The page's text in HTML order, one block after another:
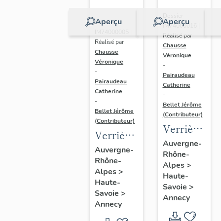
Aperçu
Dossier
Réalisé par
Chausse
Véronique
-
Pairaudeau
Catherine
-
Bellet Jérôme
(Contributeur)
Verrière
: coeur
du
Christ
timbré
de son
monogramme
Auvergne-
Rhône-
Alpes>
Haute-
Savoie >
Annecy
Aperçu
IM74000016 |
Réalisé par
Chausse
Véronique
-
Pairaudeau
Catherine
-
Bellet Jérôme
(Contributeur)
Verrière
(rondel) :
saint
Pierre,
verrière
à
Auvergne-
Rhône-
Alpes>
Haute-
Savoie >
Annecy